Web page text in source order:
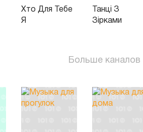
Хто Для Тебе
Я
Танці З
Зірками
Больше каналов